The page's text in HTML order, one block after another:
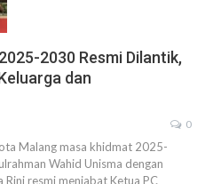
2030 Resmi Dilantik,
dan
0
Malang masa khidmat 2025-
Wahid Unisma dengan
resmi menjabat Ketua PC